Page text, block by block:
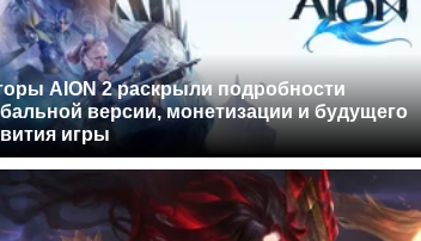
AION 2 раскрыли подробности
версии, монетизации и будущего
игры